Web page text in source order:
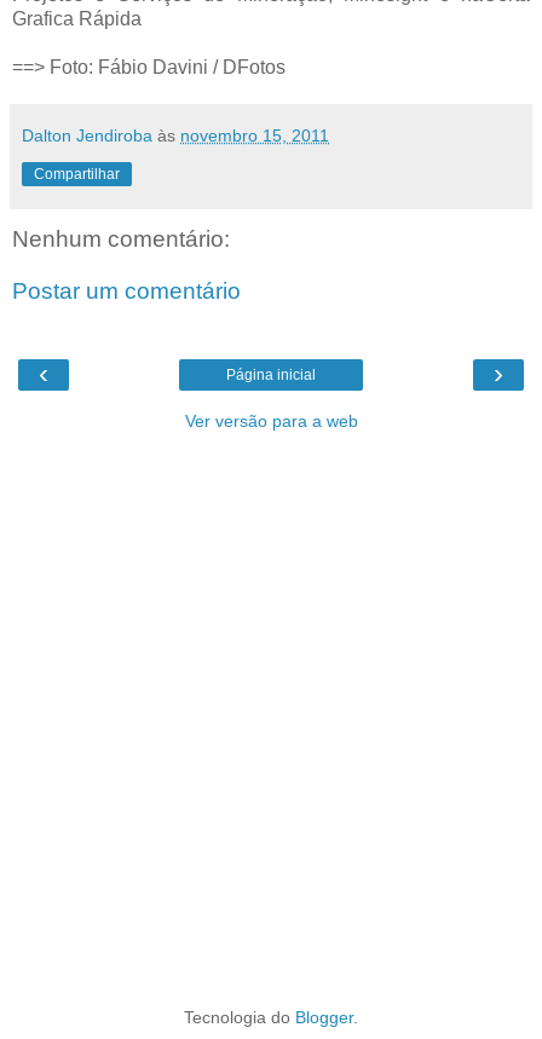
Grafica Rápida
==> Foto: Fábio Davini / DFotos
Dalton Jendiroba às novembro 15, 2011
Compartilhar
Nenhum comentário:
Postar um comentário
‹ ›
Página inicial
Ver versão para a web
Tecnologia do Blogger.